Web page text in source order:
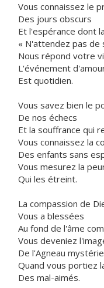
Vous connaissez le
Des jours obscurs
Et l'espérance dont
« N'attendez pas de
Nous répond votre
L'événement
Est quotidien.
Vous savez bien le
De nos échecs
Et la souffrance qui
Vous connaissez la
Des enfants sans
Vous mesurez la
Qui les étreint.
La compassion de
Vous a blessées
Au fond de l'âme
Vous deveniez
De l'Agneau
Quand vous portiez
Des mal-aimés.